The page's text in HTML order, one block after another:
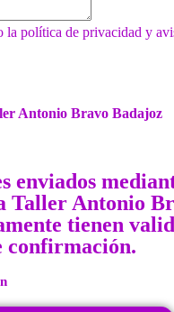
la política de privacidad y
Antonio Bravo Badajoz
enviados
Taller Antonio
tienen
confirmación.